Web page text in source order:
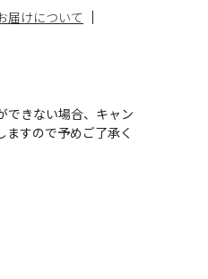
届けについて
できない場合、キャン
すので予めご了承く